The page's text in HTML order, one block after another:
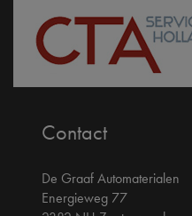
Contact
De Graaf Automaterialen
Energieweg 77